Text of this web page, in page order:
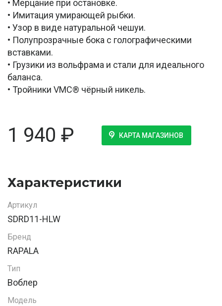
• Мерцание при остановке.
• Имитация умирающей рыбки.
• Узор в виде натуральной чешуи.
• Полупрозрачные бока с голографическими
вставками.
• Грузики из вольфрама и стали для идеального
баланса.
• Тройники VMC® чёрный никель.
1 940 ₽ КАРТА МАГАЗИНОВ
Характеристики
Артикул
SDRD11-HLW
Бренд
RAPALA
Тип
Воблер
Модель